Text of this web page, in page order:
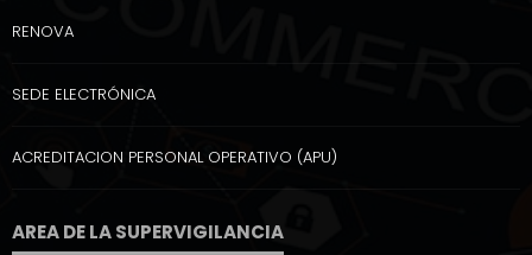
RENOVA
SEDE ELECTRÓNICA
ACREDITACION PERSONAL OPERATIVO (APU)
AREA DE LA SUPERVIGILANCIA